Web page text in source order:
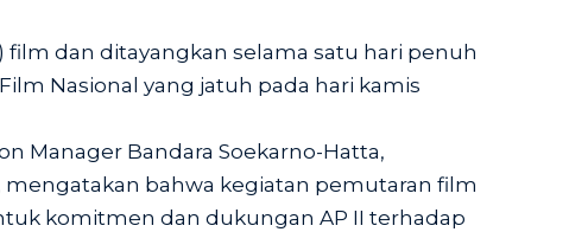
film dan ditayangkan selama satu hari penuh
Nasional yang jatuh pada hari kamis
Manager Bandara Soekarno-Hatta,
mengatakan bahwa kegiatan pemutaran film
komitmen dan dukungan AP II terhadap